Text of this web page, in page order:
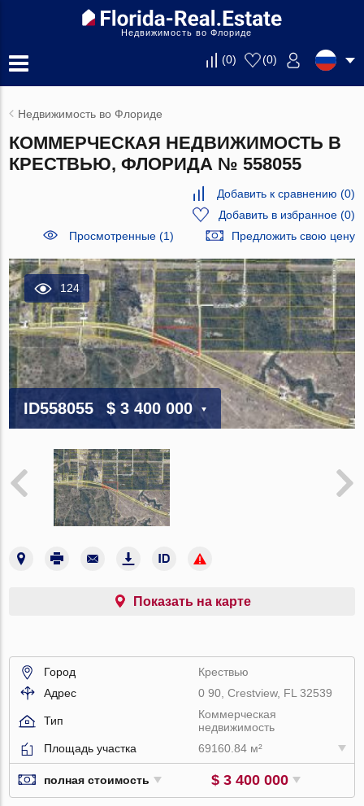
Недвижимость во Флориде
(0) (0)
Недвижимость во Флориде
КОММЕРЧЕСКАЯ НЕДВИЖИМОСТЬ В
КРЕСТВЬЮ, ФЛОРИДА № 558055
Добавить к сравнению (0)
Добавить в избранное(0)
Просмотренные (1)
Предложить свою цену
124
ID558055 $ 3 400 000
Показать на карте
Город
Крествью
Адрес
0 90, Crestview, FL 32539
Тип
Коммерческая
недвижимость
Площадь участка
69160.84 м²
полная стоимость $ 3 400 000